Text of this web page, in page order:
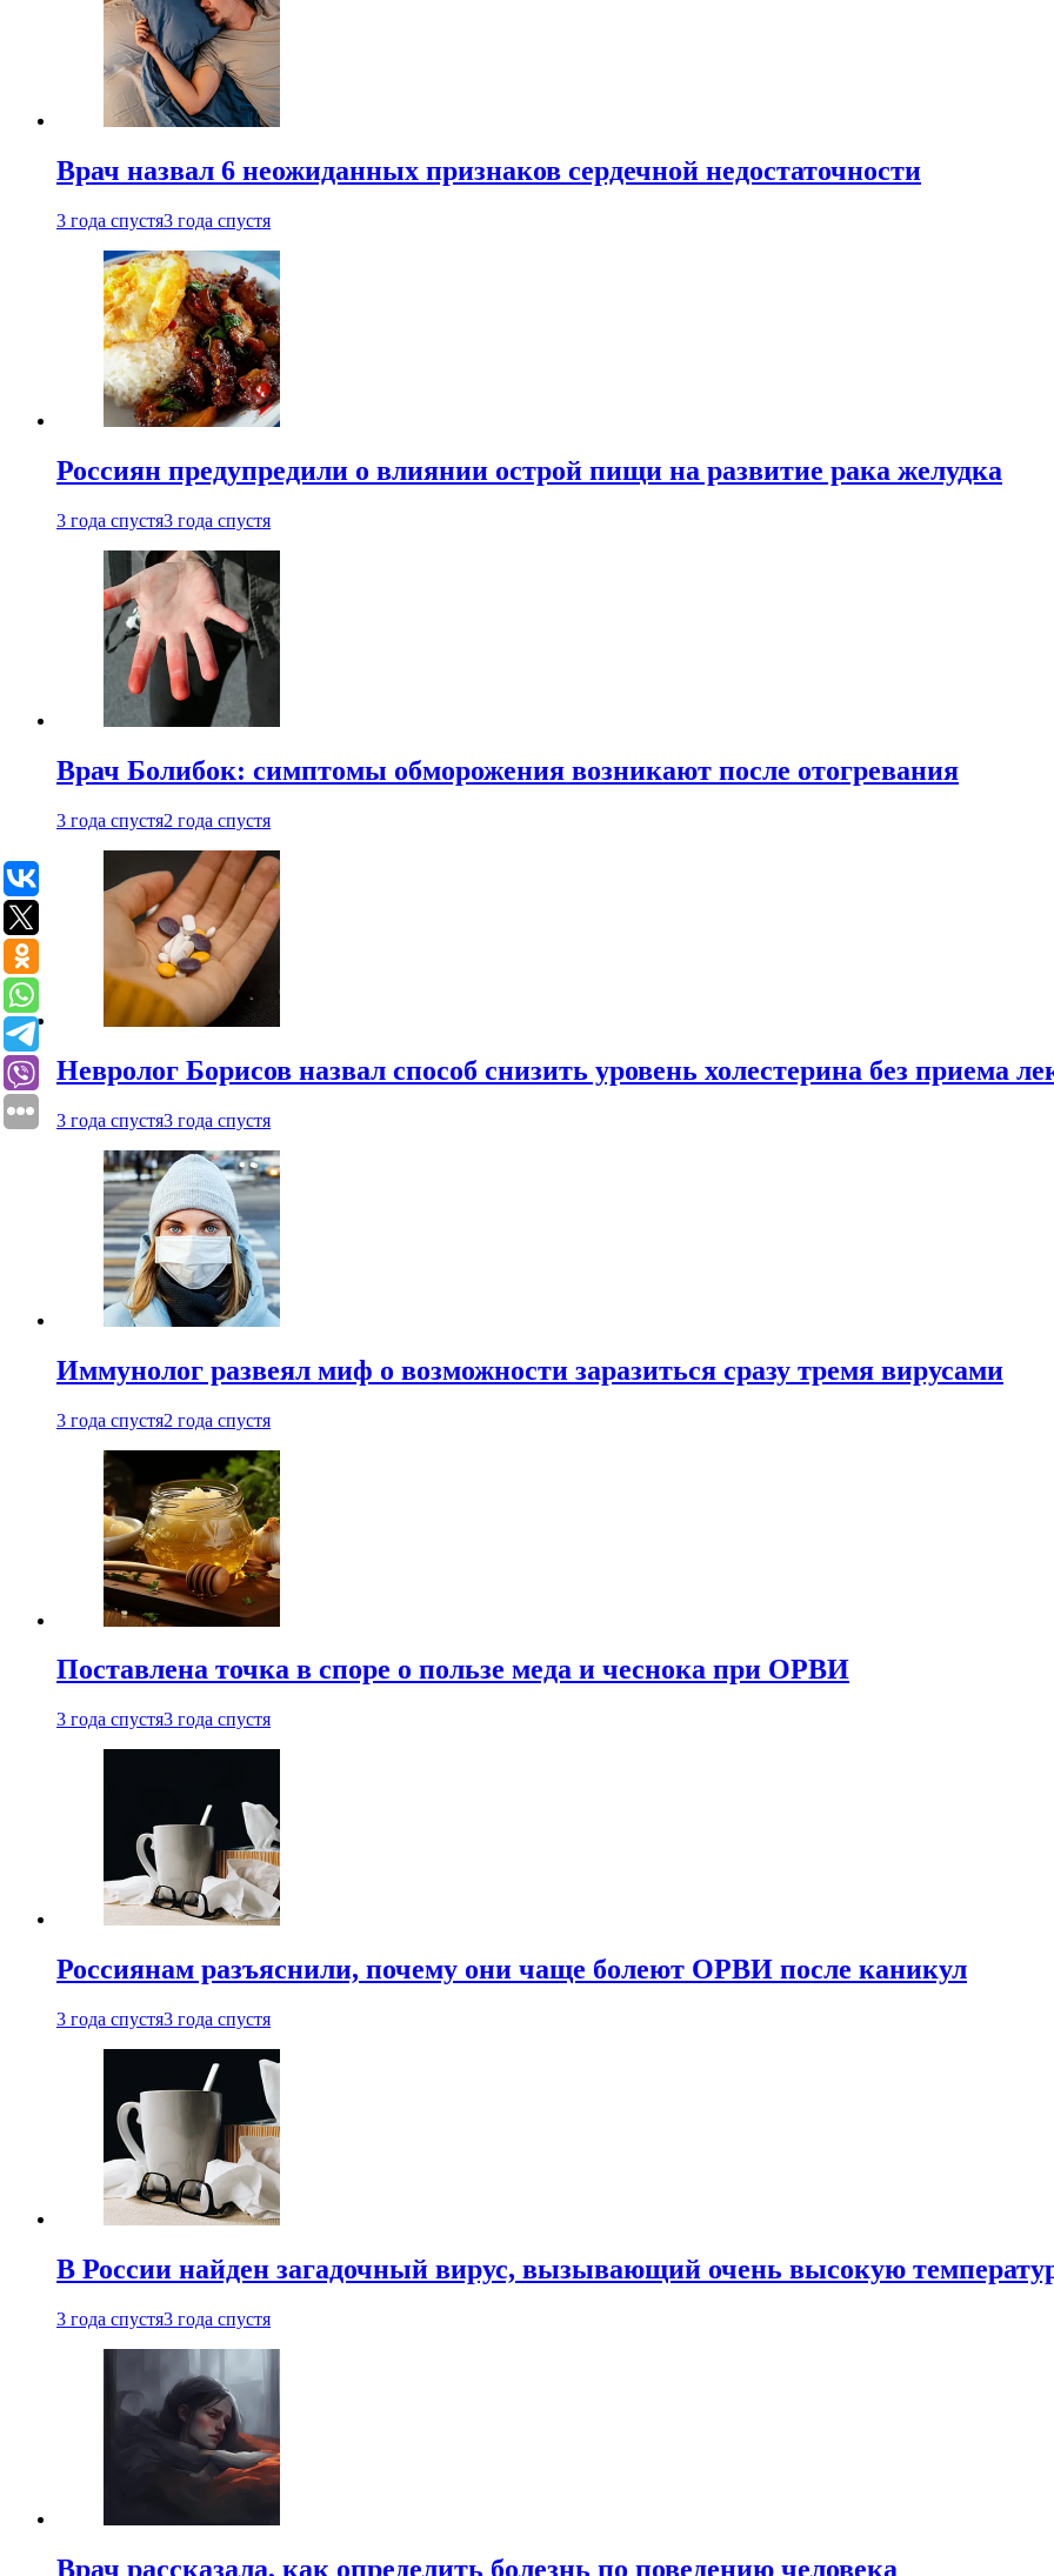
Врач назвал 6 неожиданных признаков сердечной недостаточности
3 года спустя3 года спустя
Россиян предупредили о влиянии острой пищи на развитие рака желудка
3 года спустя3 года спустя
Врач Болибок: симптомы обморожения возникают после отогревания
3 года спустя2 года спустя
Невролог Борисов назвал способ снизить уровень холестерина без приема
3 года спустя3 года спустя
Иммунолог развеял миф о возможности заразиться сразу тремя вирусами
3 года спустя2 года спустя
Поставлена точка в споре о пользе меда и чеснока при ОРВИ
3 года спустя3 года спустя
Россиянам разъяснили, почему они чаще болеют ОРВИ после каникул
3 года спустя3 года спустя
В России найден загадочный вирус, вызывающий очень высокую
3 года спустя3 года спустя
Врач рассказала, как определить болезнь по поведению человека